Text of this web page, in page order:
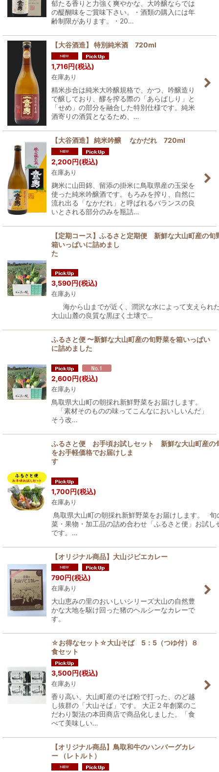
郁たる香りと力強く爽やかな、大吟醸ならでは
の醍醐味をご賞味下さい。・酒類の購入には年
齢制限があります。・20…
【大谷酒造】 特別純米酒 720ml
1,716円(税込)
在庫あり
精米歩合は純米大吟醸規格で、かつ、吟醸造り
で醸しており、醪を搾る際の「あらばしり」と
「せめ」の部分を融合した特別仕様です。純米
酒寄りの酒質となるため、…
【大谷酒造】 純米吟醸 なかだれ 720ml
2,200円(税込)
在庫あり
麹米に山田錦、留添の掛米に鳥取県産の玉栄を
使った純米吟醸酒です。もろみを搾り、自然に
流れ出る「なかだれ」と呼ばれるバランスの良
いとされる部分のみを瓶詰…
【定期コース】ふるさと定期便 新鮮な大山町産の旬
箱いっぱいに詰めまし
3,590円(税込)
在庫あり
海から山までが近く、潤沢な水によって支えられ
大山山麓の良質な黒ぼく土壌で…
ふるさと便 〜新鮮な大山町産の旬野菜を箱いっぱい
に詰めました
2,600円(税込)
在庫あり
鳥取県大山町の朝採れ新鮮野菜をお届けします。
「素材そのものの味ってこんなにおいしいんだ」
そう改…
ふるさと便 お手頃お試しセット 新鮮な大山町産の
をお手軽価格でお届けしま
1,700円(税込)
在庫あり
鳥取県大山町の朝採れ新鮮野菜をお届けします。 旬
菜・果物・加工品の詰め合わせ「ふるさと便」お試し
です。…
【オリジナル商品】大山ジビエカレー
790円(税込)
在庫あり
大山恵みの里のおいしいシリーズ大山の自然豊
かな大地を駆け回った猪のヘルシーなカレーで
す。
☆お得なセット☆大山そば 5：5（つゆ付）８
食セット
3,500円(税込)
在庫あり
香り高い、大山町産のそば粉で打った、のど越
し抜群の「大山そば」です。 大正２年創業のこ
だわり製法の本田商店で商品化しました。「食
べて美味しい…
【オリジナル商品】鳥取和牛のハンバーグカレ
ー （レトルト）